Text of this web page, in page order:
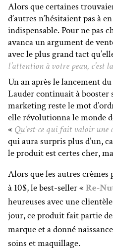
Alors que certaines
d’autres n’hésitaient pas à
indispensable. Pour ne pas
avanca un argument de
avec le plus grand tact
l’attention à votre peau, c’est
Un an après le lancement
Lauder continuait à booster
marketing reste le mot
elle révolutionna le monde
« Qu’est-ce qui fait valoir une
qui aura surpris plus d’un,
le produit est certes cher,
Alors que les autres crèmes
à 10$, le best-seller «Re-
heureuses avec une
jour, ce produit fait partie
marque et a donné
soins et maquillage.